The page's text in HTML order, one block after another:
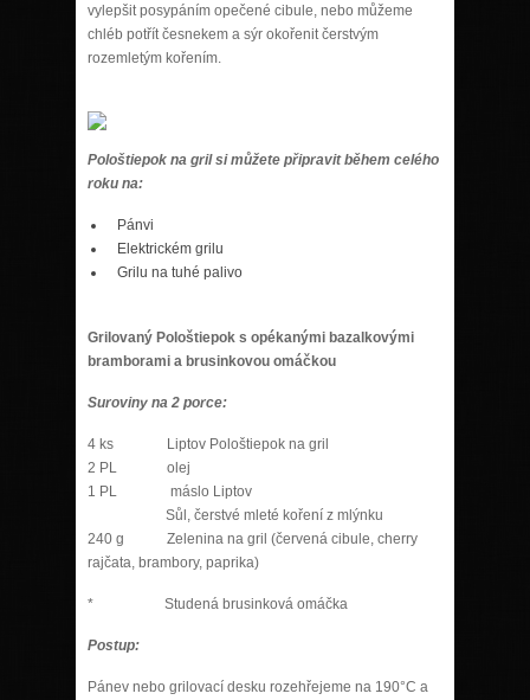
vylepšit posypáním opečené cibule, nebo můžeme
chléb potřít česnekem a sýr okořenit čerstvým
rozemletým kořením.
Pološtiepok na gril si můžete připravit během celého
roku na:
Pánvi
Elektrickém grilu
Grilu na tuhé palivo
Grilovaný Pološtiepok s opékanými bazalkovými
bramborami a brusinkovou omáčkou
Suroviny na 2 porce:
4 ks Liptov Pološtiepok na gril
2 PL olej
1 PL máslo Liptov
Sůl, čerstvé mleté koření z mlýnku
240 g Zelenina na gril (červená cibule, cherry
rajčata, brambory, paprika)
* Studená brusinková omáčka
Postup:
Pánev nebo grilovací desku rozehřejeme na 190°C a